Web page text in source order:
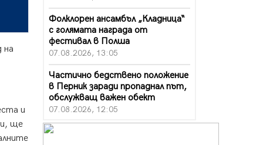
на
и
ще
Фолклорен ансамбъл „Кладница“
с голямата награда от
фестивал в Полша
07.08.2026, 13:05
Частично бедствено положение
в Перник заради пропаднал път,
обслужващ важен обект
07.08.2026, 12:05
Да отговорим на жегите с филм